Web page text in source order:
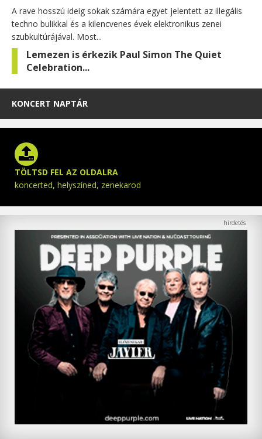
A rave hosszú ideig sokak számára egyet jelentett az illegális
techno bulikkal és a kilencvenes évek elektronikus zenei
szubkultúrájával. Most...
Lemezen is érkezik Paul Simon The Quiet
Celebration...
KONCERT NAPTÁR
TÖLTSD FEL AZ OLDALRA
koncerted, helyszíned, zenekarod